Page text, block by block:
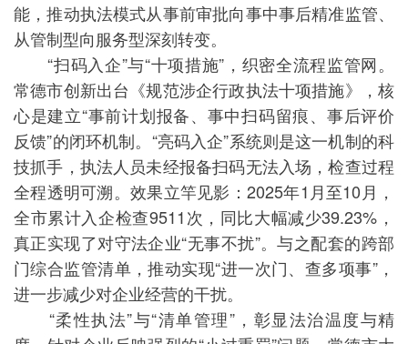
能，推动执法模式从事前审批向事中事后精准监管、
从管制型向服务型深刻转变。
“扫码入企”与“十项措施”，织密全流程监管网。
常德市创新出台《规范涉企行政执法十项措施》，核
心是建立“事前计划报备、事中扫码留痕、事后评价
反馈”的闭环机制。“亮码入企”系统则是这一机制的科
技抓手，执法人员未经报备扫码无法入场，检查过程
全程透明可溯。效果立竿见影：2025年1月至10月，
全市累计入企检查9511次，同比大幅减少39.23%，
真正实现了对守法企业“无事不扰”。与之配套的跨部
门综合监管清单，推动实现“进一次门、查多项事”，
进一步减少对企业经营的干扰。
“柔性执法”与“清单管理”，彰显法治温度与精